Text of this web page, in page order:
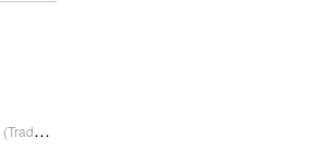
(Tradução)